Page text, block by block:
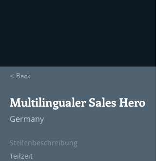
< Back
Multilingualer Sales Hero
Germany
Stellenbeschreibung
Teilzeit